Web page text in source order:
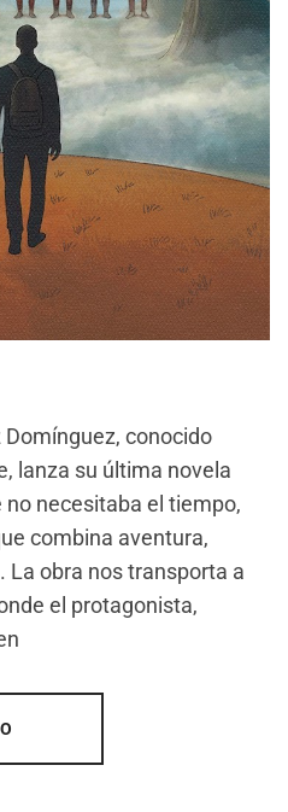
conocido
lanza su última novela
no necesitaba el tiempo,
combina aventura,
obra nos transporta a
el protagonista,